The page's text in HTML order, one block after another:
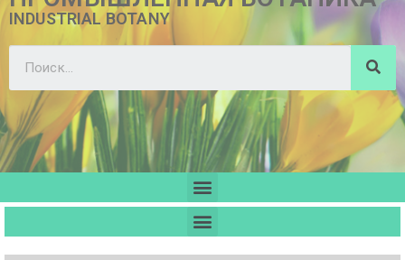
INDUSTRIAL BOTANY